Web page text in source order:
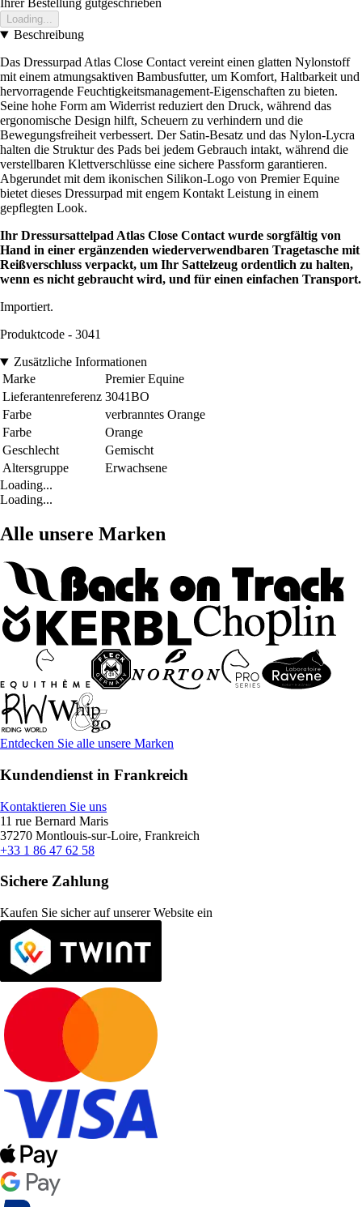
Ihrer Bestellung gutgeschrieben
Loading...
Beschreibung
Das Dressurpad Atlas Close Contact vereint einen glatten Nylonstoff
mit einem atmungsaktiven Bambusfutter, um Komfort, Haltbarkeit und
hervorragende Feuchtigkeitsmanagement-Eigenschaften zu bieten.
Seine hohe Form am Widerrist reduziert den Druck, während das
ergonomische Design hilft, Scheuern zu verhindern und die
Bewegungsfreiheit verbessert. Der Satin-Besatz und das Nylon-Lycra
halten die Struktur des Pads bei jedem Gebrauch intakt, während die
verstellbaren Klettverschlüsse eine sichere Passform garantieren.
Abgerundet mit dem ikonischen Silikon-Logo von Premier Equine
bietet dieses Dressurpad mit engem Kontakt Leistung in einem
gepflegten Look.
Ihr Dressursattelpad Atlas Close Contact wurde sorgfältig von
Hand in einer ergänzenden wiederverwendbaren Tragetasche mit
Reißverschluss verpackt, um Ihr Sattelzeug ordentlich zu halten,
wenn es nicht gebraucht wird, und für einen einfachen Transport.
Importiert.
Produktcode - 3041
Zusätzliche Informationen
Marke
Premier Equine
Lieferantenreferenz 3041BO
Farbe
verbranntes Orange
Farbe
Orange
Geschlecht
Gemischt
Altersgruppe
Erwachsene
Loading...
Loading...
Alle unsere Marken
Entdecken Sie alle unsere Marken
Kundendienst in Frankreich
Kontaktieren Sie uns
11 rue Bernard Maris
37270 Montlouis-sur-Loire, Frankreich
+33 1 86 47 62 58
Sichere Zahlung
Kaufen Sie sicher auf unserer Website ein